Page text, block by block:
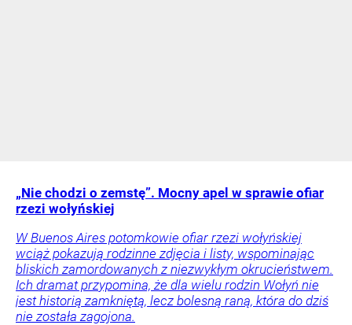
„Nie chodzi o zemstę”. Mocny apel w sprawie ofiar
rzezi wołyńskiej
W Buenos Aires potomkowie ofiar rzezi wołyńskiej
wciąż pokazują rodzinne zdjęcia i listy, wspominając
bliskich zamordowanych z niezwykłym okrucieństwem.
Ich dramat przypomina, że dla wielu rodzin Wołyń nie
jest historią zamkniętą, lecz bolesną raną, która do dziś
nie została zagojona.